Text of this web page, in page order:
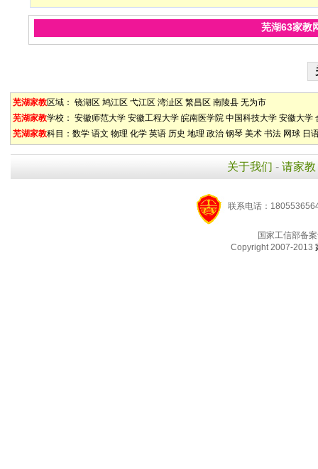
芜湖63家教
芜湖家教区域： 镜湖区 鸠江区 弋江区 湾沚区 繁昌区 南陵县 无为市
芜湖家教学校： 安徽师范大学 安徽工程大学 皖南医学院 中国科技大学 安徽大学
芜湖家教科目： 数学 语文 物理 化学 英语 历史 地理 政治 钢琴 美术 书法 网球 日
关于我们 - 请家教
联系电话：
国家工信部备
Copyright 2007-2013